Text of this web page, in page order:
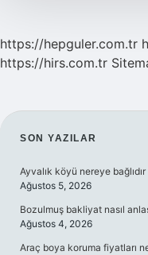
https://hepguler.com.tr
https://hirs.com.tr
SIDEBAR
SON YAZILAR
Ayvalık köyü nereye bağlıdır
Ağustos 5, 2026
Bozulmuş bakliyat nasıl
Ağustos 4, 2026
Araç boya koruma fiyatları